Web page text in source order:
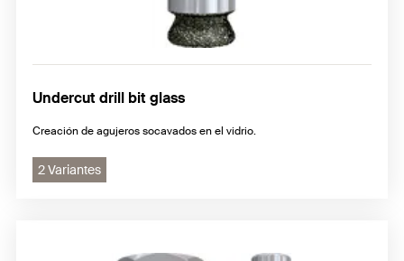
Undercut drill bit glass
Creación de agujeros socavados en el vidrio.
2 Variantes